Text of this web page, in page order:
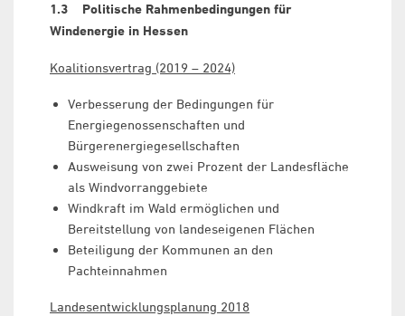
1.3 Politische Rahmenbedingungen für
Windenergie in Hessen
Koalitionsvertrag (2019 – 2024)
Verbesserung der Bedingungen für
Energiegenossenschaften und
Bürgerenergiegesellschaften
Ausweisung von zwei Prozent der Landesfläche
als Windvorranggebiete
Windkraft im Wald ermöglichen und
Bereitstellung von landeseigenen Flächen
Beteiligung der Kommunen an den
Pachteinnahmen
Landesentwicklungsplanung 2018